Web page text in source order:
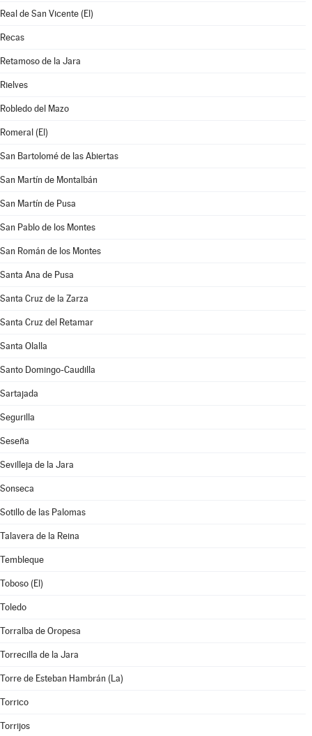
Real de San Vicente (El)
Recas
Retamoso de la Jara
Rielves
Robledo del Mazo
Romeral (El)
San Bartolomé de las Abiertas
San Martín de Montalbán
San Martín de Pusa
San Pablo de los Montes
San Román de los Montes
Santa Ana de Pusa
Santa Cruz de la Zarza
Santa Cruz del Retamar
Santa Olalla
Santo Domingo-Caudilla
Sartajada
Segurilla
Seseña
Sevilleja de la Jara
Sonseca
Sotillo de las Palomas
Talavera de la Reina
Tembleque
Toboso (El)
Toledo
Torralba de Oropesa
Torrecilla de la Jara
Torre de Esteban Hambrán (La)
Torrico
Torrijos